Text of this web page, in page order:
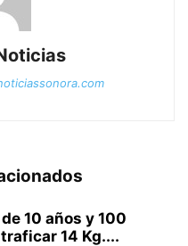
10 años y 100
14 Kg....